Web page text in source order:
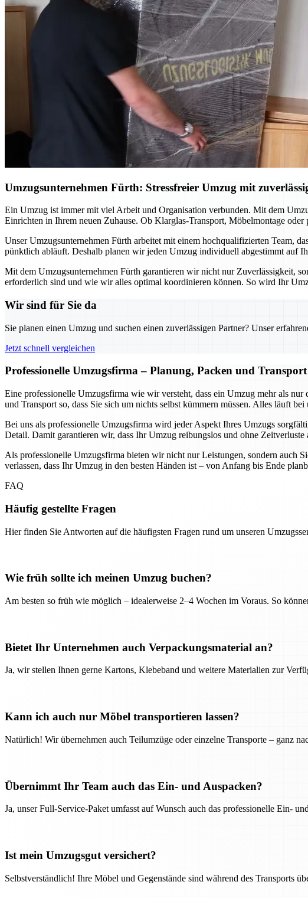
Umzugsunternehmen Fürth: Stressfreier Umzug mit
Ein Umzug ist immer mit viel Arbeit und Organisation verbunden. Mit dem
Einrichten in Ihrem neuen Zuhause. Ob Klarglas-Transport, Möbelmontage
Unser Umzugsunternehmen Fürth arbeitet mit einem hochqualifizierten Team,
pünktlich abläuft. Deshalb planen wir jeden Umzug individuell abgestimmt auf
Mit dem Umzugsunternehmen Fürth garantieren wir nicht nur Zuverlässigkeit,
erforderlich sind und wie wir alles optimal koordinieren können. So wird Ihr
Wir sind für Sie da
Sie planen einen Umzug und suchen einen zuverlässigen Partner? Unser
Jetzt schnell vergleichen
Professionelle Umzugsfirma – Planung, Packen und
Eine professionelle Umzugsfirma wie wir versteht, dass ein Umzug mehr als
und Transport so, dass Sie sich um nichts selbst kümmern müssen. Alles läuft
Bei uns als professionelle Umzugsfirma wird jeder Aspekt Ihres Umzugs
Detail. Damit garantieren wir, dass Ihr Umzug reibungslos und ohne Zeitverluste
Als professionelle Umzugsfirma bieten wir nicht nur Leistungen, sondern auch
verlassen, dass Ihr Umzug in den besten Händen ist – von Anfang bis Ende
FAQ
Häufig gestellte Fragen
Hier finden Sie Antworten auf die häufigsten Fragen rund um unseren
Wie früh sollte ich meinen Umzug buchen?
Am besten so früh wie möglich – idealerweise 2–4 Wochen im Voraus. So
Bietet Ihr Unternehmen auch Verpackungsmaterial an?
Ja, wir stellen Ihnen gerne Kartons, Klebeband und weitere Materialien zur
Kann ich auch nur Möbel transportieren lassen?
Natürlich! Wir übernehmen auch Teilumzüge oder einzelne Transporte – ganz
Übernimmt Ihr Team auch das Ein- und Auspacken?
Ja, unser Full-Service-Paket umfasst auf Wunsch auch das professionelle Ein-
Ist mein Umzugsgut versichert?
Selbstverständlich! Ihre Möbel und Gegenstände sind während des Transports